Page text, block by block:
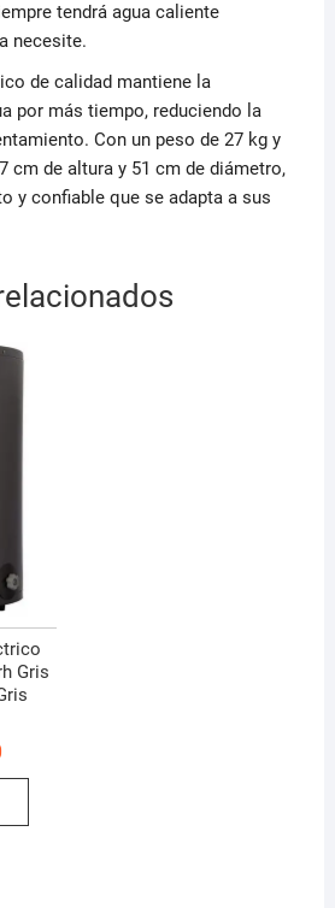
tendrá agua caliente
necesite.
de calidad mantiene la
por más tiempo, reduciendo la
Con un peso de 27 kg y
cm de altura y 51 cm de diámetro,
y confiable que se adapta a sus
Gris